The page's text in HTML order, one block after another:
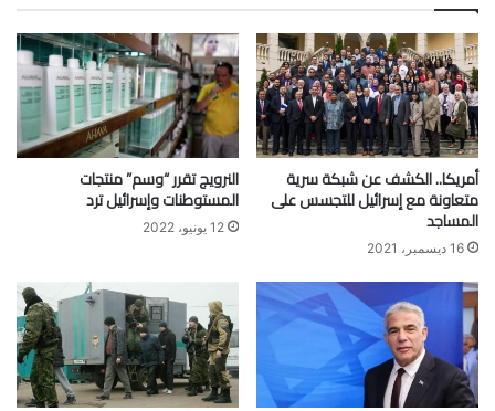
أمريكا.. الكشف عن شبكة سرية
متعاونة مع إسرائيل للتجسس على
المساجد
16 ديسمبر، 2021
النرويج تقرر “وسم” منتجات
المستوطنات وإسرائيل ترد
12 يونيو، 2022